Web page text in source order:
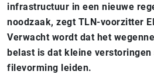
infrastructuur in een nieuwe
noodzaak, zegt TLN-voorzitter
Verwacht wordt dat het
belast is dat kleine verstoringen
filevorming leiden.